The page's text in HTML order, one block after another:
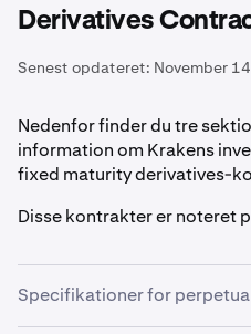
Derivatives
Senest opdateret: November
Nedenfor finder du tre
information om Krakens
fixed maturity derivatives-
Disse kontrakter er noteret
Specifikationer for